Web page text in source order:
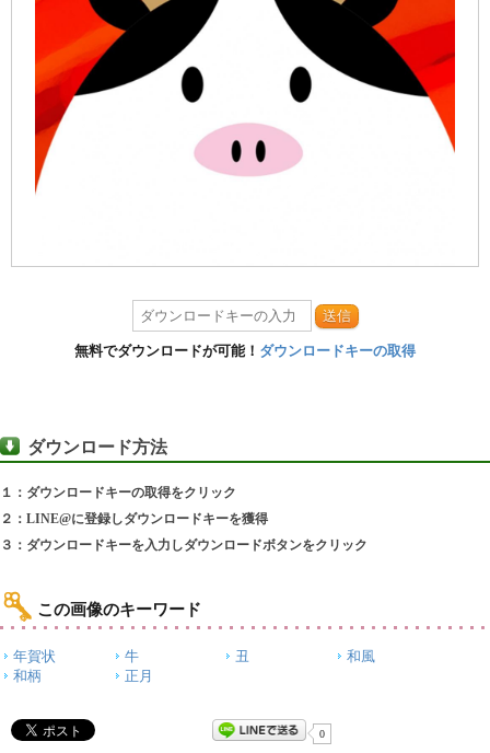
送信
無料でダウンロードが可能！ ダウンロードキーの取得
ダウンロード方法
１：ダウンロードキーの取得をクリック
２：LINE@に登録しダウンロードキーを獲得
３：ダウンロードキーを入力しダウンロードボタンをクリック
この画像のキーワード
年賀状 牛 丑
和風
和柄
正月
0